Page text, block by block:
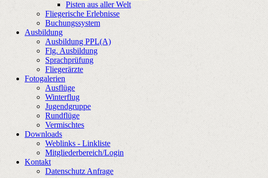
Pisten aus aller Welt
Fliegerische Erlebnisse
Buchungssystem
Ausbildung
Ausbildung PPL(A)
Flg. Ausbildung
Sprachprüfung
Fliegerärzte
Fotogalerien
Ausflüge
Winterflug
Jugendgruppe
Rundflüge
Vermischtes
Downloads
Weblinks - Linkliste
Mitgliederbereich/Login
Kontakt
Datenschutz Anfrage